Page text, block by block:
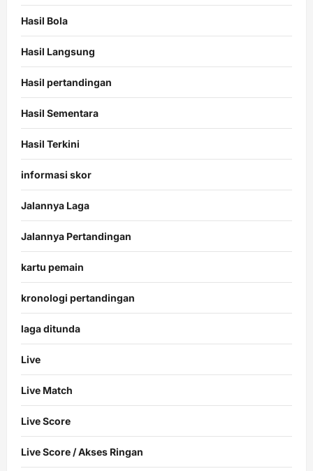
Hasil Bola
Hasil Langsung
Hasil pertandingan
Hasil Sementara
Hasil Terkini
informasi skor
Jalannya Laga
Jalannya Pertandingan
kartu pemain
kronologi pertandingan
laga ditunda
Live
Live Match
Live Score
Live Score / Akses Ringan